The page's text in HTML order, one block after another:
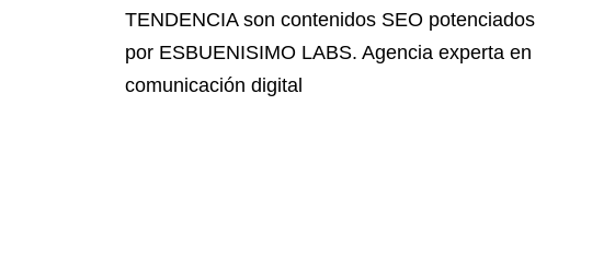
TENDENCIAson contenidos SEO potenciados
por ESBUENISIMO LABS. Agencia experta en
comunicación digital